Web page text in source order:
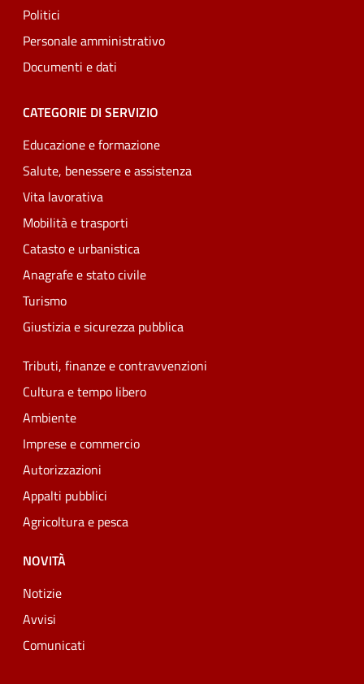
Politici
Personale amministrativo
Documenti e dati
CATEGORIE DI SERVIZIO
Educazione e formazione
Salute, benessere e assistenza
Vita lavorativa
Mobilità e trasporti
Catasto e urbanistica
Anagrafe e stato civile
Turismo
Giustizia e sicurezza pubblica
Tributi, finanze e contravvenzioni
Cultura e tempo libero
Ambiente
Imprese e commercio
Autorizzazioni
Appalti pubblici
Agricoltura e pesca
NOVITÀ
Notizie
Avvisi
Comunicati